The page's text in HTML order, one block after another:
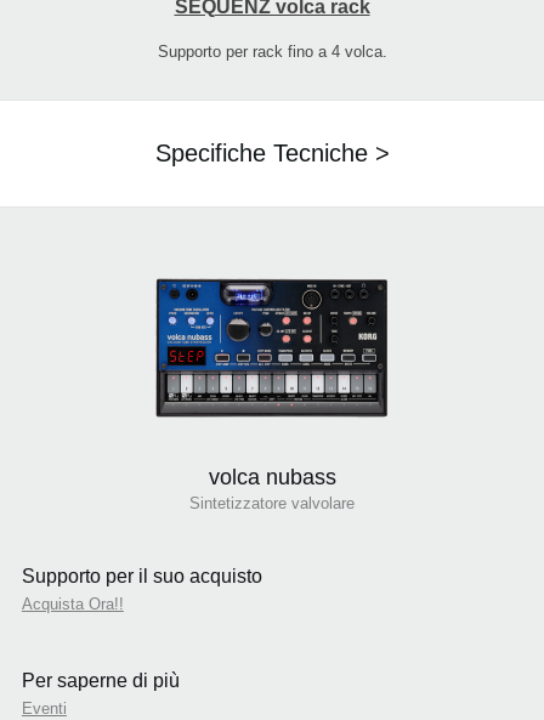
SEQUENZ volca rack
Supporto per rack fino a 4 volca.
Specifiche Tecniche >
volca nubass
Sintetizzatore valvolare
Supporto per il suo acquisto
Acquista Ora!!
Per saperne di più
Eventi